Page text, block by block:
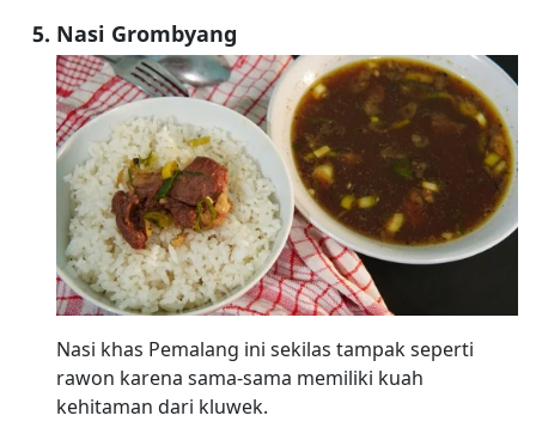
Nasi Grombyang
Nasi khas Pemalang ini sekilas tampak seperti
rawon karena sama-sama memiliki kuah
kehitaman dari kluwek.